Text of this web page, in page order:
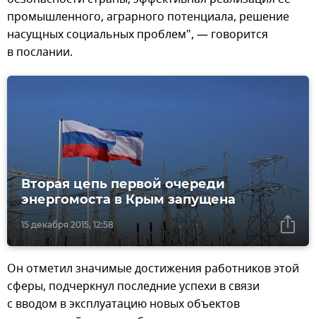
промышленного, аграрного потенциала, решение
насущных социальных проблем", — говорится
в послании.
15 декабря 2015, 12:58
Вторая цепь первой очереди
энергомоста в Крым запущена
Он отметил значимые достижения работников этой
сферы, подчеркнул последние успехи в связи
с вводом в эксплуатацию новых объектов